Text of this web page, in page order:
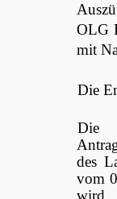
OLG
mit
Die
Die
des
vom